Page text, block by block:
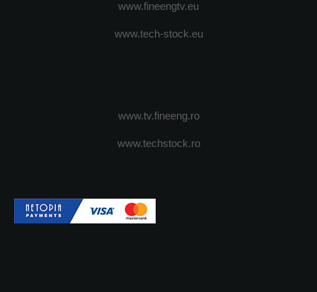
www.fineengtv.eu
www.tech-stock.eu
www.tv.fineeng.ro
www.techstock.ro